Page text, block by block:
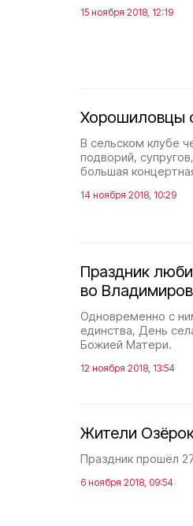
15 ноября 2018, 12:19
Хорошиловцы
В сельском клубе
подворий,
большая
14 ноября 2018, 10:29
Праздник
во
Одновременно с
единства, День
Божией Матери.
12 ноября 2018, 13:54
Жители
Праздник прошёл
6 ноября 2018, 09:54